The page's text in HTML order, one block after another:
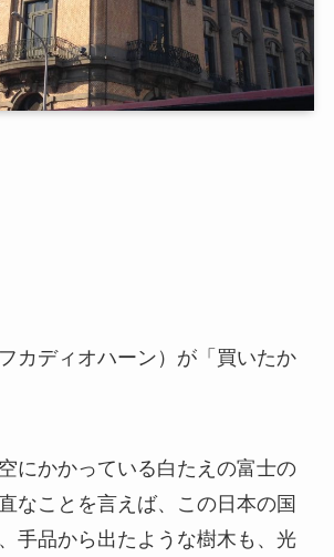
カディオハーン）が「買いたか
にかかっている白たえの富士の
なことを言えば、この日本の国
手品から出たような樹木も、光